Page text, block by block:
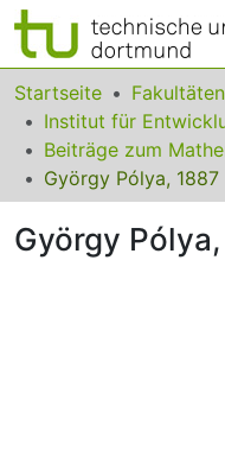
Bereiche & Sammlungen
Das gesamte
Statistiken
FAQ
Startseite Fakultäten
György